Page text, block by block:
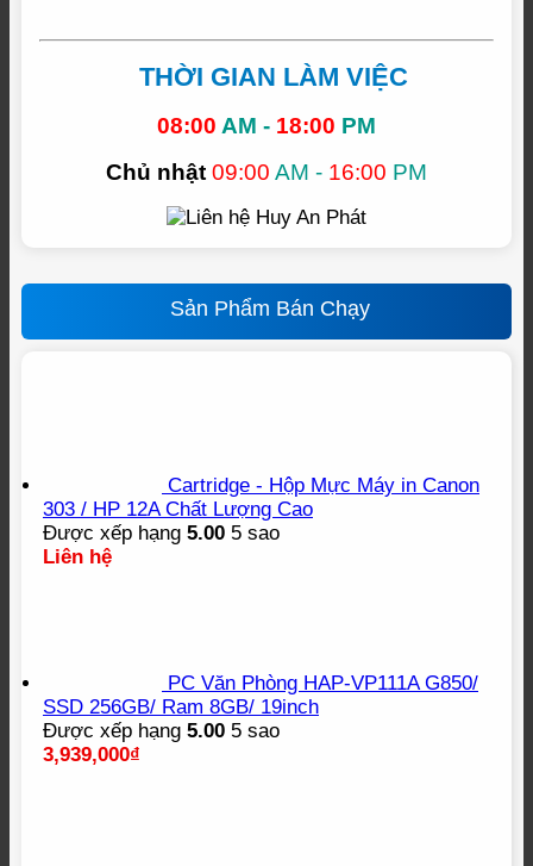
THỜI GIAN LÀM VIỆC
08:00 AM - 18:00 PM
Chủ nhật 09:00 AM - 16:00 PM
Sản Phẩm Bán Chạy
Cartridge - Hộp Mực Máy in Canon
303 / HP 12A Chất Lượng Cao
Được xếp hạng 5.00 5 sao
Liên hệ
PC Văn Phòng HAP-VP111A G850/
SSD 256GB/ Ram 8GB/ 19inch
Được xếp hạng 5.00 5 sao
3,939,000₫